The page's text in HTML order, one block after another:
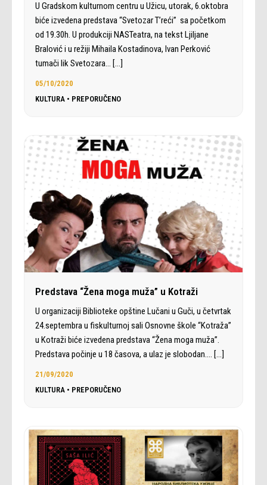
U Gradskom kulturnom centru u Užicu, utorak, 6.oktobra
biće izvedena predstava “Svetozar T’reći” sa početkom
od 19.30h. U produkciji NASTeatra, na tekst Ljiljane
Bralović i u režiji Mihaila Kostadinova, Ivan Perković
tumači lik Svetozara… […]
05/10/2020
KULTURA • PREPORUČENO
Predstava “Žena moga muža” u Kotraži
U organizaciji Biblioteke opštine Lučani u Guči, u četvrtak
24.septembra u fiskulturnoj sali Osnovne škole “Kotraža”
u Kotraži biće izvedena predstava “Žena moga muža”.
Predstava počinje u 18 časova, a ulaz je slobodan.… […]
21/09/2020
KULTURA • PREPORUČENO